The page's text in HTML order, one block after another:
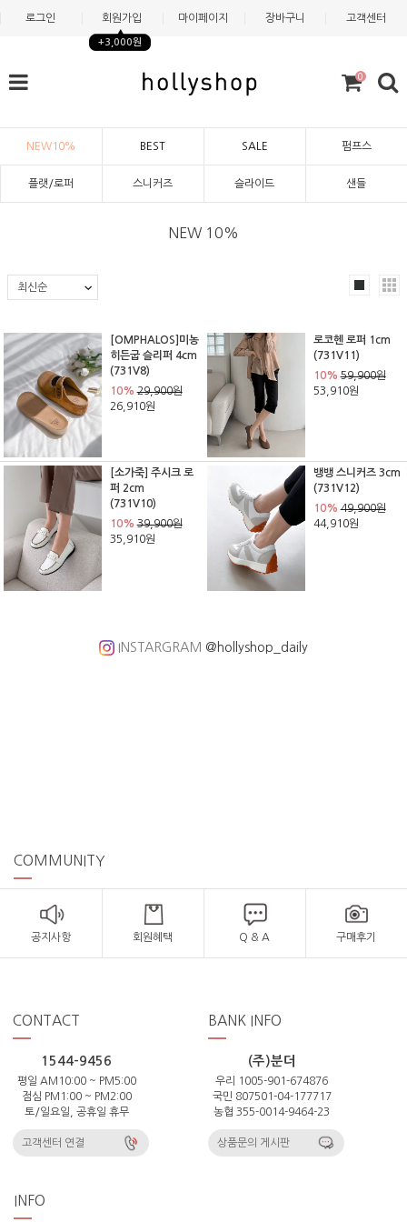
로그인 회원가입
+3,000원
마이페이지 장바구니 고객센터
0
NEW10% BEST SALE 펌프스
플랫/로퍼 스니커즈 슬라이드 샌들
NEW 10%
[OMPHALOS]미농
히든굽 슬리퍼 4cm
(731V8)
10% 29,900원
26,910원
로코헨 로퍼 1cm
(731V11)
10% 59,900원
53,910원
[소가죽] 주시크 로
퍼 2cm
(731V10)
10% 39,900원
35,910원
뱅뱅 스니커즈 3cm
(731V12)
10% 49,900원
44,910원
INSTARGRAM @hollyshop_daily
COMMUNITY
공지사항 회원혜택 Q & A 구매후기
CONTACT
1544-9456
평일 AM10:00 ~ PM5:00
점심 PM1:00 ~ PM2:00
토/일요일, 공휴일 휴무
고객센터 연결
BANK INFO
(주)분더
우리 1005-901-674876
국민 807501-04-177717
농협 355-0014-9464-23
상품문의 게시판
INFO